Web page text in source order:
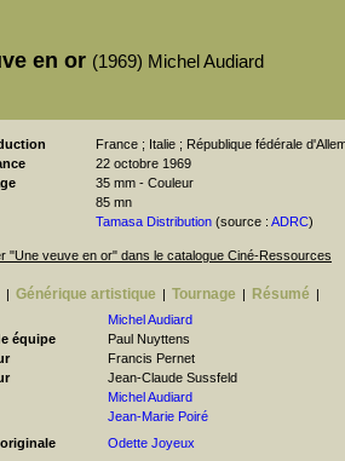
en or (1969) Michel Audiard
France ; Italie ; République fédérale
22 octobre 1969
35 mm - Couleur
85 mn
Tamasa Distribution (source : ADRC)
"Une veuve en or" dans le catalogue Ciné-Ressources
| Générique artistique | Tournage | Résumé |
Michel Audiard
équipe
Paul Nuyttens
Francis Pernet
Jean-Claude Sussfeld
Michel Audiard
Jean-Marie Poiré
Odette Joyeux